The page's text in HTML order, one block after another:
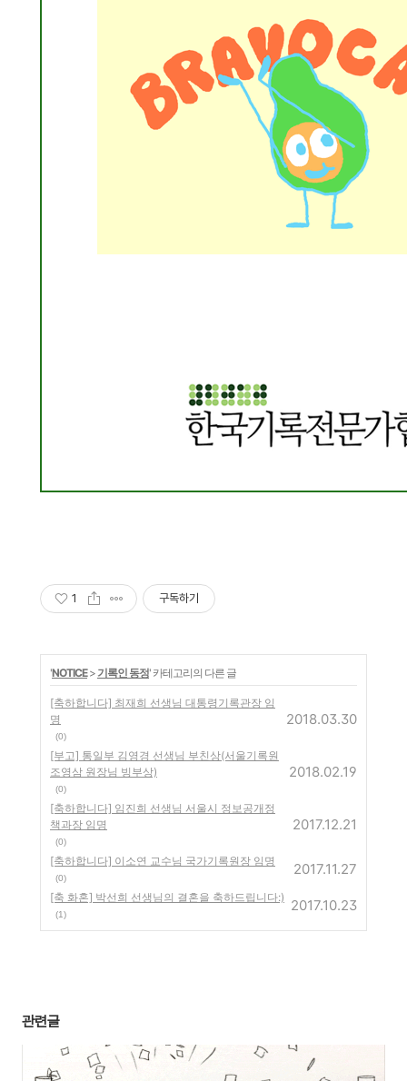
1 구독하기
'NOTICE> 기록인 동정' 카테고리의 다른 글
[축하합니다] 최재희 선생님 대통령기록관장 임
명
(0)
2018.03.30
[부고] 통일부 김영경 선생님 부친상(서울기록원
조영삼 원장님 빙부상)
(0)
2018.02.19
[축하합니다] 임진희 선생님 서울시 정보공개정
책과장 임명
(0)
2017.12.21
[축하합니다] 이소연 교수님 국가기록원장 임명
(0)
2017.11.27
[축 화혼] 박선희 선생님의 결혼을 축하드립니다:)
(1)
2017.10.23
관련글